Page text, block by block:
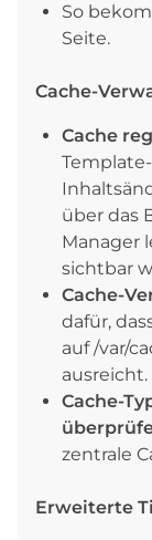
So
Seite.
Cache-
Cache
über das
Manager
sichtbar
Cache-
dafür,
auf /var/
ausreicht.
Cache-
zentrale
Erweiterte